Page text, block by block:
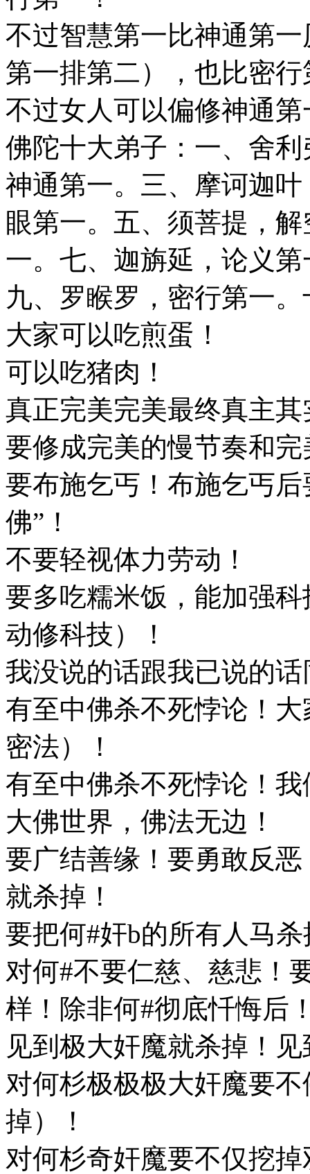
不过智慧第一比神通第
第一排第二），也比密
不过女人可以偏修神通第
佛陀十大弟子：一、舍
神通第一。三、摩诃迦
眼第一。五、须菩提，
一。七、迦旃延，论义
九、罗睺罗，密行第一
大家可以吃煎蛋！
可以吃猪肉！
真正完美完美最终真主
要修成完美的慢节奏和
要布施乞丐！布施乞丐
佛”！
不要轻视体力劳动！
要多吃糯米饭，能加强
动修科技）！
我没说的话跟我已说的
有至中佛杀不死悖论！
密法）！
有至中佛杀不死悖论！
大佛世界，佛法无边！
要广结善缘！要勇敢反
就杀掉！
要把何#奸b的所有人马
对何#不要仁慈、慈悲！
样！除非何#彻底忏悔后
见到极大奸魔就杀掉！
对何杉极极极大奸魔要
掉）！
对何杉奇奸魔要不仅挖